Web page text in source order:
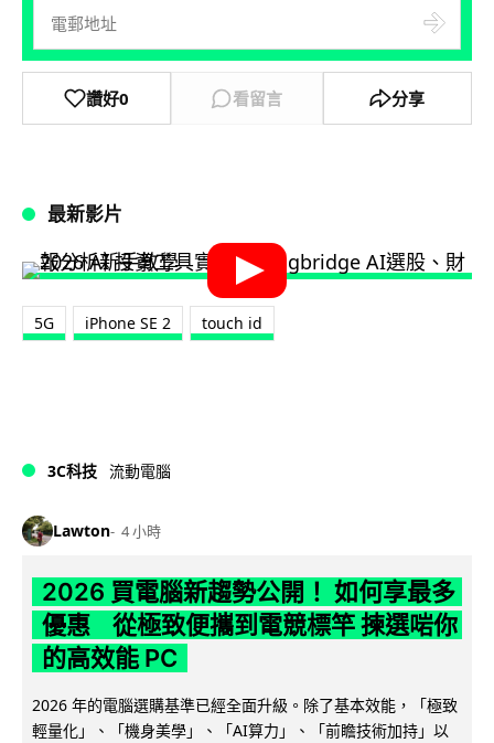
讚好0 看留言 分享
最新影片
5G iPhone SE 2 touch id
3C科技 流動電腦
Lawton 4 小時
2026 買電腦新趨勢公開！ 如何享最多
優惠 從極致便攜到電競標竿 揀選啱你
的高效能 PC
2026 年的電腦選購基準已經全面升級。除了基本效能，「極致
輕量化」、「機身美學」、「AI算力」、「前瞻技術加持」以